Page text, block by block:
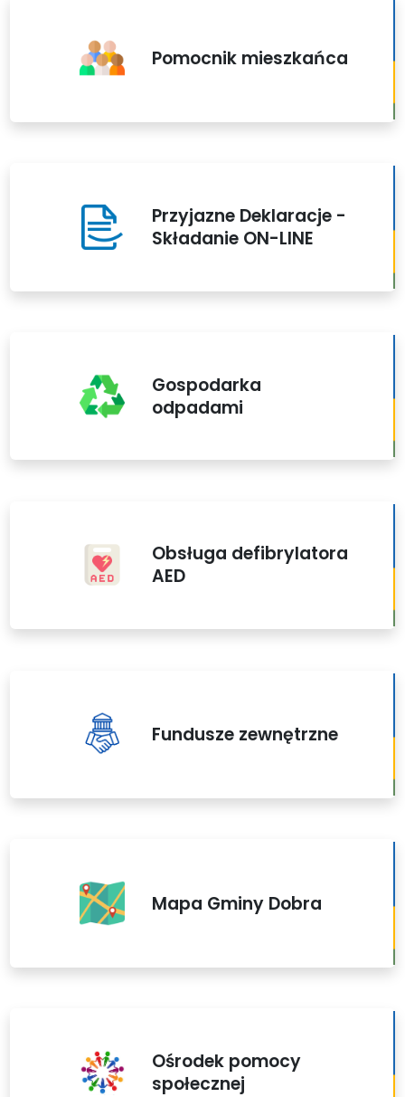
Pomocnik mieszkańca
Przyjazne Deklaracje -
Składanie ON-LINE
Gospodarka
odpadami
Obsługa defibrylatora
AED
Fundusze zewnętrzne
Mapa Gminy Dobra
Ośrodek pomocy
społecznej